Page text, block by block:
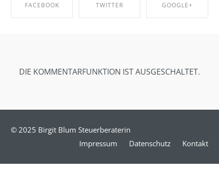
FACEBOOK TWITTER GOOGLE+
DIE KOMMENTARFUNKTION IST AUSGESCHALTET.
© 2025 Birgit Blum Steuerberaterin
Impressum
Datenschutz Kontakt